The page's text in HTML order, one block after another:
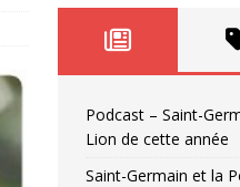
Podcast – Saint-
Lion de cette année
Saint-Germain et la